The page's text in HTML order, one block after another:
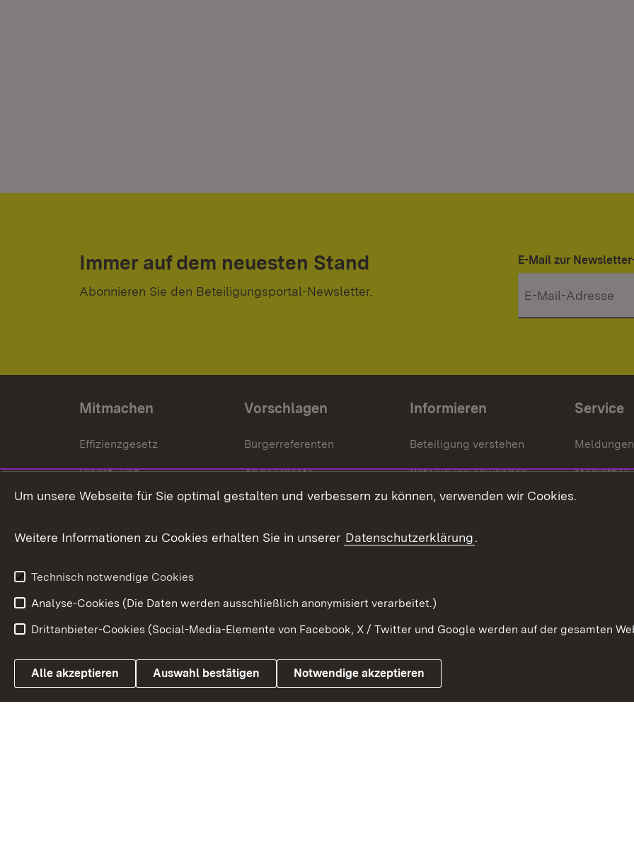
Immer auf dem neuesten Stand
Abonnieren Sie den Beteiligungsportal-Newsletter.
E-Mail zur
Mitmachen
Effizienzgesetz
Dienst- und
Versorgungsbezüge
Weitere
Vorschlagen
Bürgerreferenten
Abgeordnete
Bürgerbeauftragte
Informieren
Beteiligung verstehen
Beteiligung anwenden
Beteiligung stärken
Service
Meldungen
Mediathek
Link zum Landesportal
Impressum Kontakt
Um unsere Webseite für Sie optimal gestalten und verbessern zu können, verwenden wir Cookies.
Weitere Informationen zu Cookies erhalten Sie in unserer Datenschutzerklärung.
Technisch notwendige Cookies
Analyse-Cookies (Die Daten werden ausschließlich anonymisiert verarbeitet.)
Drittanbieter-Cookies (Social-Media-Elemente von Facebook, X / Twitter und Google werden auf der gesamten
Alle akzeptieren Auswahl bestätigen Notwendige akzeptieren